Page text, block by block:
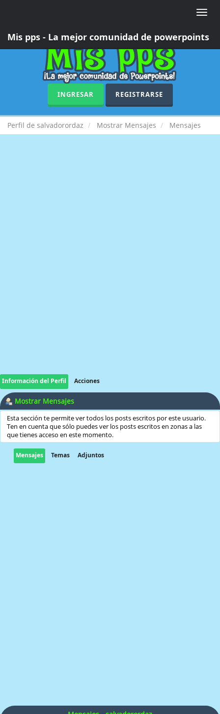
Toggle
Mis pps - La mejor comunidad de powerpoints
INGRESAR REGISTRARSE
Perfil de salvadorordaz Mostrar Mensajes Mensajes
Información del Perfil Acciones
Mostrar Mensajes
Esta sección te permite ver todos los posts escritos por este usuario.
Ten en cuenta que sólo puedes ver los posts escritos en zonas a las
que tienes acceso en este momento.
Mensajes Temas Adjuntos